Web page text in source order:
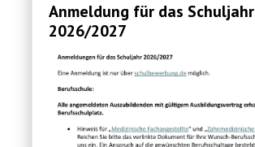
Anmeldung für das Schuljahr
2026/2027